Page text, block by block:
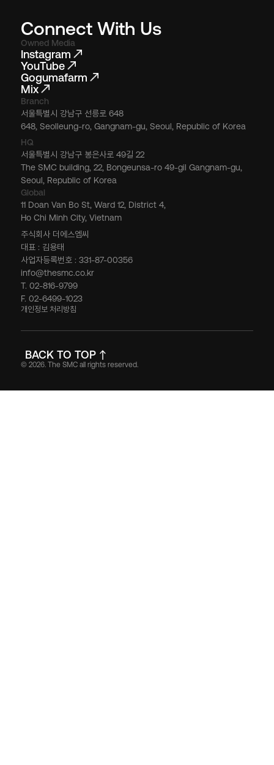
Connect With Us
Owned Media
Instagram
YouTube
Gogumafarm
Mix
HQ
서울특별시 강남구 봉은사로 49길 22
The SMC building, 22, Bongeunsa-ro 49-gil Gangnam-gu,
Seoul, Republic of Korea
Branch
서울특별시 강남구 선릉로 648
648, Seolleung-ro, Gangnam-gu, Seoul, Republic of Korea
Global
11 Doan Van Bo St, Ward 12, District 4,
Ho Chi Minh City, Vietnam
주식회사 더에스엠씨
대표 : 김용태
사업자등록번호 : 331-87-00356
info@thesmc.co.kr
T. 02-816-9799
F. 02-6499-1023
개인정보 처리방침
© 2026. The SMC all rights reserved.
BACK TO TOP